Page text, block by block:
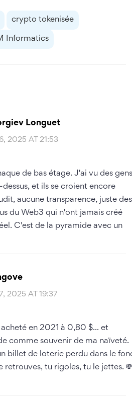
crypto tokenisée
Informatics
Longuet
2025 AT 21:53
de bas étage. J'ai vu des gens
et ils se croient encore
aucune transparence, juste des
du Web3 qui n'ont jamais créé
C'est de la pyramide avec un
2025 AT 19:37
en 2021 à 0,80 $... et
comme souvenir de ma naïveté.
billet de loterie perdu dans le
retrouves, tu rigoles, tu le jettes.